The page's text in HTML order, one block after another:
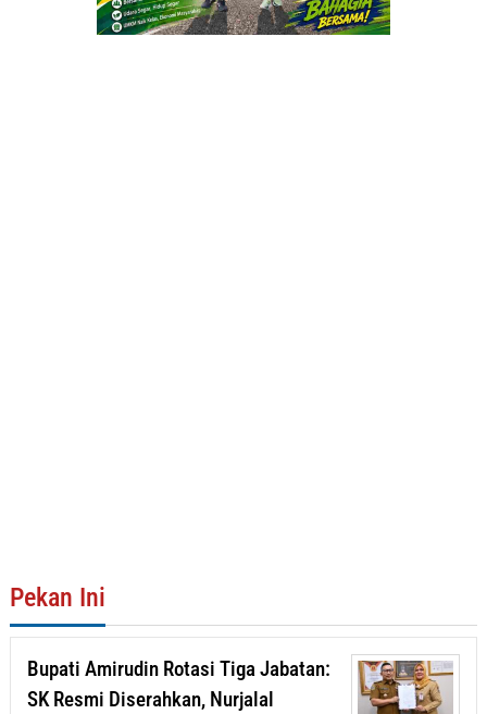
Pekan Ini
Bupati Amirudin Rotasi Tiga Jabatan:
SK Resmi Diserahkan, Nurjalal